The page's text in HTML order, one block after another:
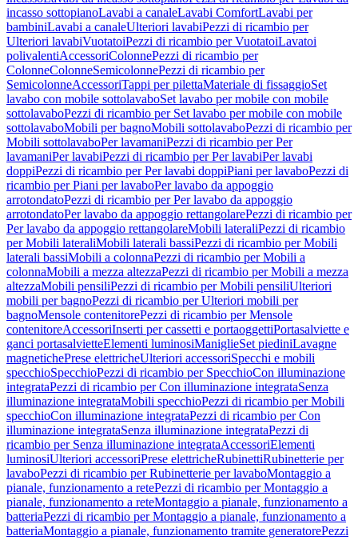
incasso sottopianoLavabi a canaleLavabi ComfortLavabi per
bambiniLavabi a canaleUlteriori lavabiPezzi di ricambio per
Ulteriori lavabiVuotatoiPezzi di ricambio per VuotatoiLavatoi
polivalentiAccessoriColonnePezzi di ricambio per
ColonneColonneSemicolonnePezzi di ricambio per
SemicolonneAccessoriTappi per pilettaMateriale di fissaggioSet
lavabo con mobile sottolavaboSet lavabo per mobile con mobile
sottolavaboPezzi di ricambio per Set lavabo per mobile con mobile
sottolavaboMobili per bagnoMobili sottolavaboPezzi di ricambio per
Mobili sottolavaboPer lavamaniPezzi di ricambio per Per
lavamaniPer lavabiPezzi di ricambio per Per lavabiPer lavabi
doppiPezzi di ricambio per Per lavabi doppiPiani per lavaboPezzi di
ricambio per Piani per lavaboPer lavabo da appoggio
arrotondatoPezzi di ricambio per Per lavabo da appoggio
arrotondatoPer lavabo da appoggio rettangolarePezzi di ricambio per
Per lavabo da appoggio rettangolareMobili lateraliPezzi di ricambio
per Mobili lateraliMobili laterali bassiPezzi di ricambio per Mobili
laterali bassiMobili a colonnaPezzi di ricambio per Mobili a
colonnaMobili a mezza altezzaPezzi di ricambio per Mobili a mezza
altezzaMobili pensiliPezzi di ricambio per Mobili pensiliUlteriori
mobili per bagnoPezzi di ricambio per Ulteriori mobili per
bagnoMensole contenitorePezzi di ricambio per Mensole
contenitoreAccessoriInserti per cassetti e portaoggettiPortasalviette e
ganci portasalvietteElementi luminosiManiglieSet piediniLavagne
magnetichePrese elettricheUlteriori accessoriSpecchi e mobili
specchioSpecchioPezzi di ricambio per SpecchioCon illuminazione
integrataPezzi di ricambio per Con illuminazione integrataSenza
illuminazione integrataMobili specchioPezzi di ricambio per Mobili
specchioCon illuminazione integrataPezzi di ricambio per Con
illuminazione integrataSenza illuminazione integrataPezzi di
ricambio per Senza illuminazione integrataAccessoriElementi
luminosiUlteriori accessoriPrese elettricheRubinettiRubinetterie per
lavaboPezzi di ricambio per Rubinetterie per lavaboMontaggio a
pianale, funzionamento a retePezzi di ricambio per Montaggio a
pianale, funzionamento a reteMontaggio a pianale, funzionamento a
batteriaPezzi di ricambio per Montaggio a pianale, funzionamento a
batteriaMontaggio a pianale, funzionamento tramite generatorePezzi